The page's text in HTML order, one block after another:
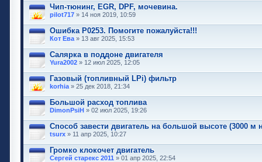
Чип-тюнинг, EGR, DPF, мочевина.
pilot717 » 14 ноя 2019, 10:59
Ошибка Р0253. Помогите пожалуйста!!!
Кот Ева » 13 авг 2025, 15:53
Салярка в поддоне двигателя
Yura2002 » 12 июл 2025, 12:05
Газовый (топливный LPi) фильтр
korhia » 25 дек 2018, 21:34
Большой расход топлива
DimonPsiH » 02 июл 2025, 19:26
Способ завести двигатель на большой высоте (3000 м
tsurx » 11 апр 2025, 10:27
Громко клокочет двигатель
Сергей старекс 2011 » 01 апр 2025, 22:54